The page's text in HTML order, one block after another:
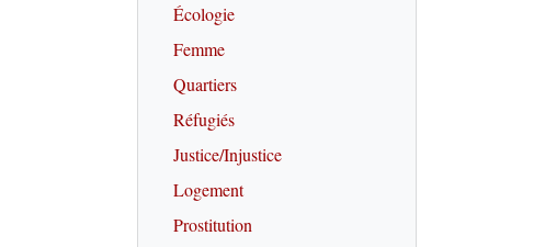
Écologie
Femme
Quartiers
Réfugiés
Justice/Injustice
Logement
Prostitution